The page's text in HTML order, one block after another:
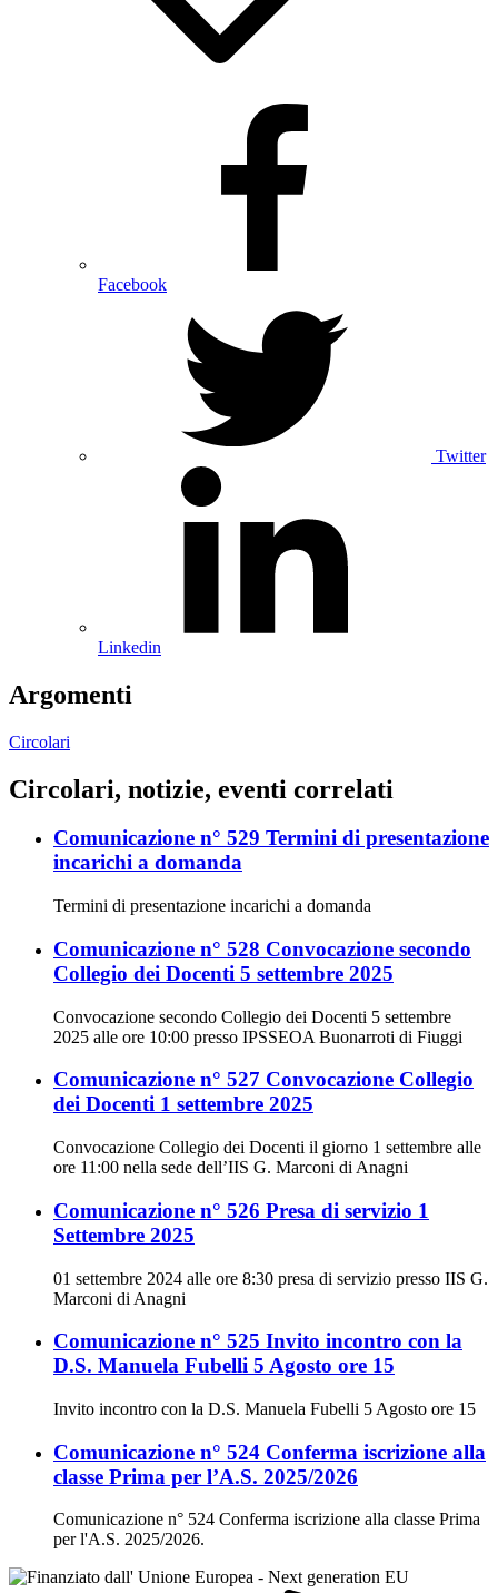
Facebook
Twitter
Linkedin
Argomenti
Circolari
Circolari, notizie, eventi correlati
Comunicazione n° 529 Termini di presentazione
incarichi a domanda
Termini di presentazione incarichi a domanda
Comunicazione n° 528 Convocazione secondo
Collegio dei Docenti 5 settembre 2025
Convocazione secondo Collegio dei Docenti 5 settembre
2025 alle ore 10:00 presso IPSSEOA Buonarroti di Fiuggi
Comunicazione n° 527 Convocazione Collegio
dei Docenti 1 settembre 2025
Convocazione Collegio dei Docenti il giorno 1 settembre alle
ore 11:00 nella sede dell’IIS G. Marconi di Anagni
Comunicazione n° 526 Presa di servizio 1
Settembre 2025
01 settembre 2024 alle ore 8:30 presa di servizio presso IIS G.
Marconi di Anagni
Comunicazione n° 525 Invito incontro con la
D.S. Manuela Fubelli 5 Agosto ore 15
Invito incontro con la D.S. Manuela Fubelli 5 Agosto ore 15
Comunicazione n° 524 Conferma iscrizione alla
classe Prima per l’A.S. 2025/2026
Comunicazione n° 524 Conferma iscrizione alla classe Prima
per l'A.S. 2025/2026.